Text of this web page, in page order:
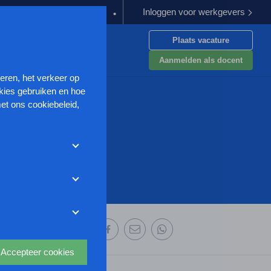
Kabinet werkt aan verbetering aanpak van
Inloggen voor werkgevers
Plaats vacature
Aanmelden als docent
het verkeer op
gebruiken en hoe
ons cookiebeleid,
zonder de
website aan te
uit waarmee onder
Accepteer cookies